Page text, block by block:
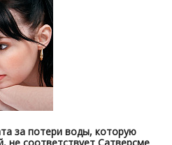
за потери воды, которую